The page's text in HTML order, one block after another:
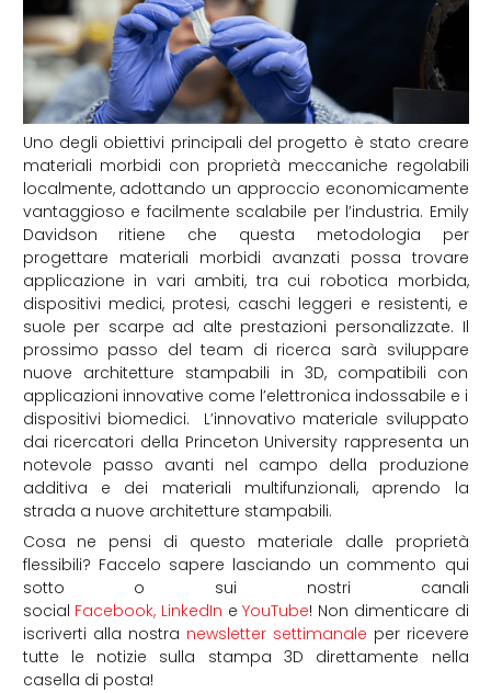
Uno degli obiettivi principali del progetto è stato creare
materiali morbidi con proprietà meccaniche regolabili
localmente, adottando un approccio economicamente
vantaggioso e facilmente scalabile per l’industria. Emily
Davidson ritiene che questa metodologia per
progettare materiali morbidi avanzati possa trovare
applicazione in vari ambiti, tra cui robotica morbida,
dispositivi medici, protesi, caschi leggeri e resistenti, e
suole per scarpe ad alte prestazioni personalizzate. Il
prossimo passo del team di ricerca sarà sviluppare
nuove architetture stampabili in 3D, compatibili con
applicazioni innovative come l’elettronica indossabile e i
dispositivi biomedici.
L’innovativo materiale sviluppato
dai ricercatori della Princeton University rappresenta un
notevole passo avanti nel campo della produzione
additiva e dei materiali multifunzionali, aprendo la
strada a nuove architetture stampabili.
Cosa ne pensi di questo materiale dalle proprietà
flessibili? Faccelo sapere lasciando un commento qui
sotto o sui nostri canali
social Facebook, LinkedIn eYouTube! Non dimenticare di
iscriverti alla nostra newsletter settimanale per ricevere
tutte le notizie sulla stampa 3D direttamente nella
casella di posta!